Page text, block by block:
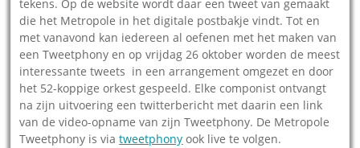
tekens. Op de website wordt daar een tweet van gemaakt
die het Metropole in het digitale postbakje vindt. Tot en
met vanavond kan iedereen al oefenen met het maken van
een Tweetphony en op vrijdag 26 oktober worden de meest
interessante tweets in een arrangement omgezet en door
het 52-koppige orkest gespeeld. Elke componist ontvangt
na zijn uitvoering een twitterbericht met daarin een link
van de video-opname van zijn Tweetphony. De Metropole
Tweetphony is viatweetphony ook live te volgen.